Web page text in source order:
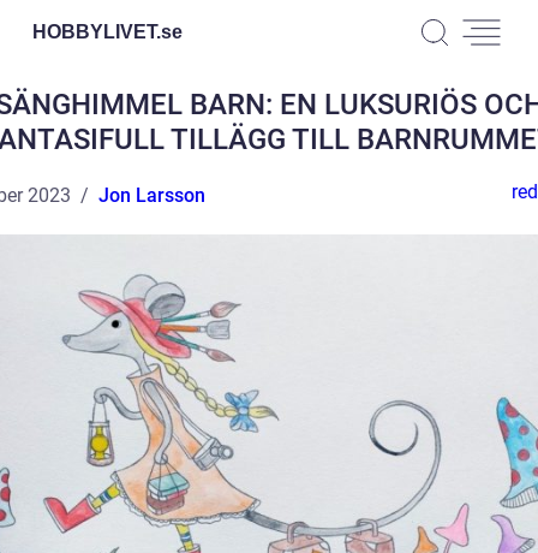
HOBBYLIVET.se
BARN: EN LUKSURIÖS
TILLÄGG TILL
2023 Jon Larsson